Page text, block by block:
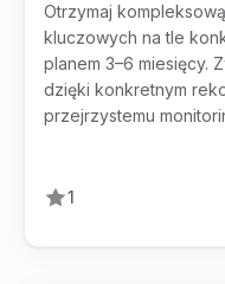
Otrzymaj
kluczowych na tle
planem 3–6 miesięcy.
dzięki konkretnym
przejrzystemu
1